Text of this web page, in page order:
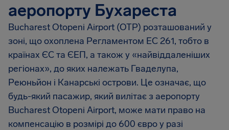
аеропорту Бухареста
Bucharest Otopeni Airport (OTP) розташований у
зоні, що охоплена Регламентом EC 261, тобто в
країнах ЄС та ЄЕП, а також у «найвіддаленіших
регіонах», до яких належать Гваделупа,
Реюньйон і Канарські острови. Це означає, що
будь-який пасажир, який вилітає з аеропорту
Bucharest Otopeni Airport, може мати право на
компенсацію в розмірі до 600 євроу разі